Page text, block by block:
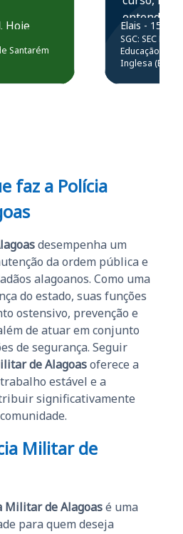
Hoje
Santarém
entender e
prática
resolução
questões.”
Elais - 15/07/
SGC: SEC BA
Educação
Inglesa (Edital
faz a Polícia
desempenha um
da ordem pública e
alagoanos. Como uma
do estado, suas funções
ostensivo, prevenção e
de atuar em conjunto
de segurança. Seguir
de Alagoasoferece a
estável e a
significativamente
Militar de
Militar de Alagoasé uma
para quem deseja